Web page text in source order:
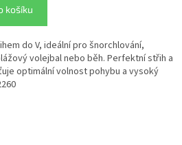
košíku
do V, ideální pro šnorchlování,
volejbal nebo běh. Perfektní střih a
optimální volnost pohybu a vysoký